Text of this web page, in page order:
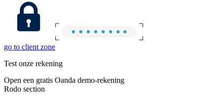
go to client zone
Test onze rekening
Open een gratis Oanda demo-rekening
Rodo section